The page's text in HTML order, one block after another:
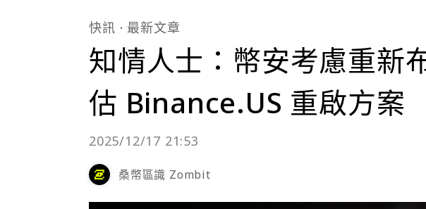
快訊 最新文章
知情人士：幣安考慮重新
估 Binance.US 重啟方案
2025/12/17 21:53
桑幣區識 Zombit